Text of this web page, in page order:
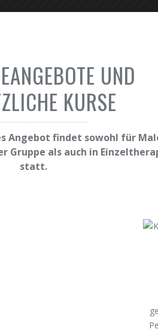
UND
KURSE
Angebot findet sowohl für
Gruppe als auch in
statt.